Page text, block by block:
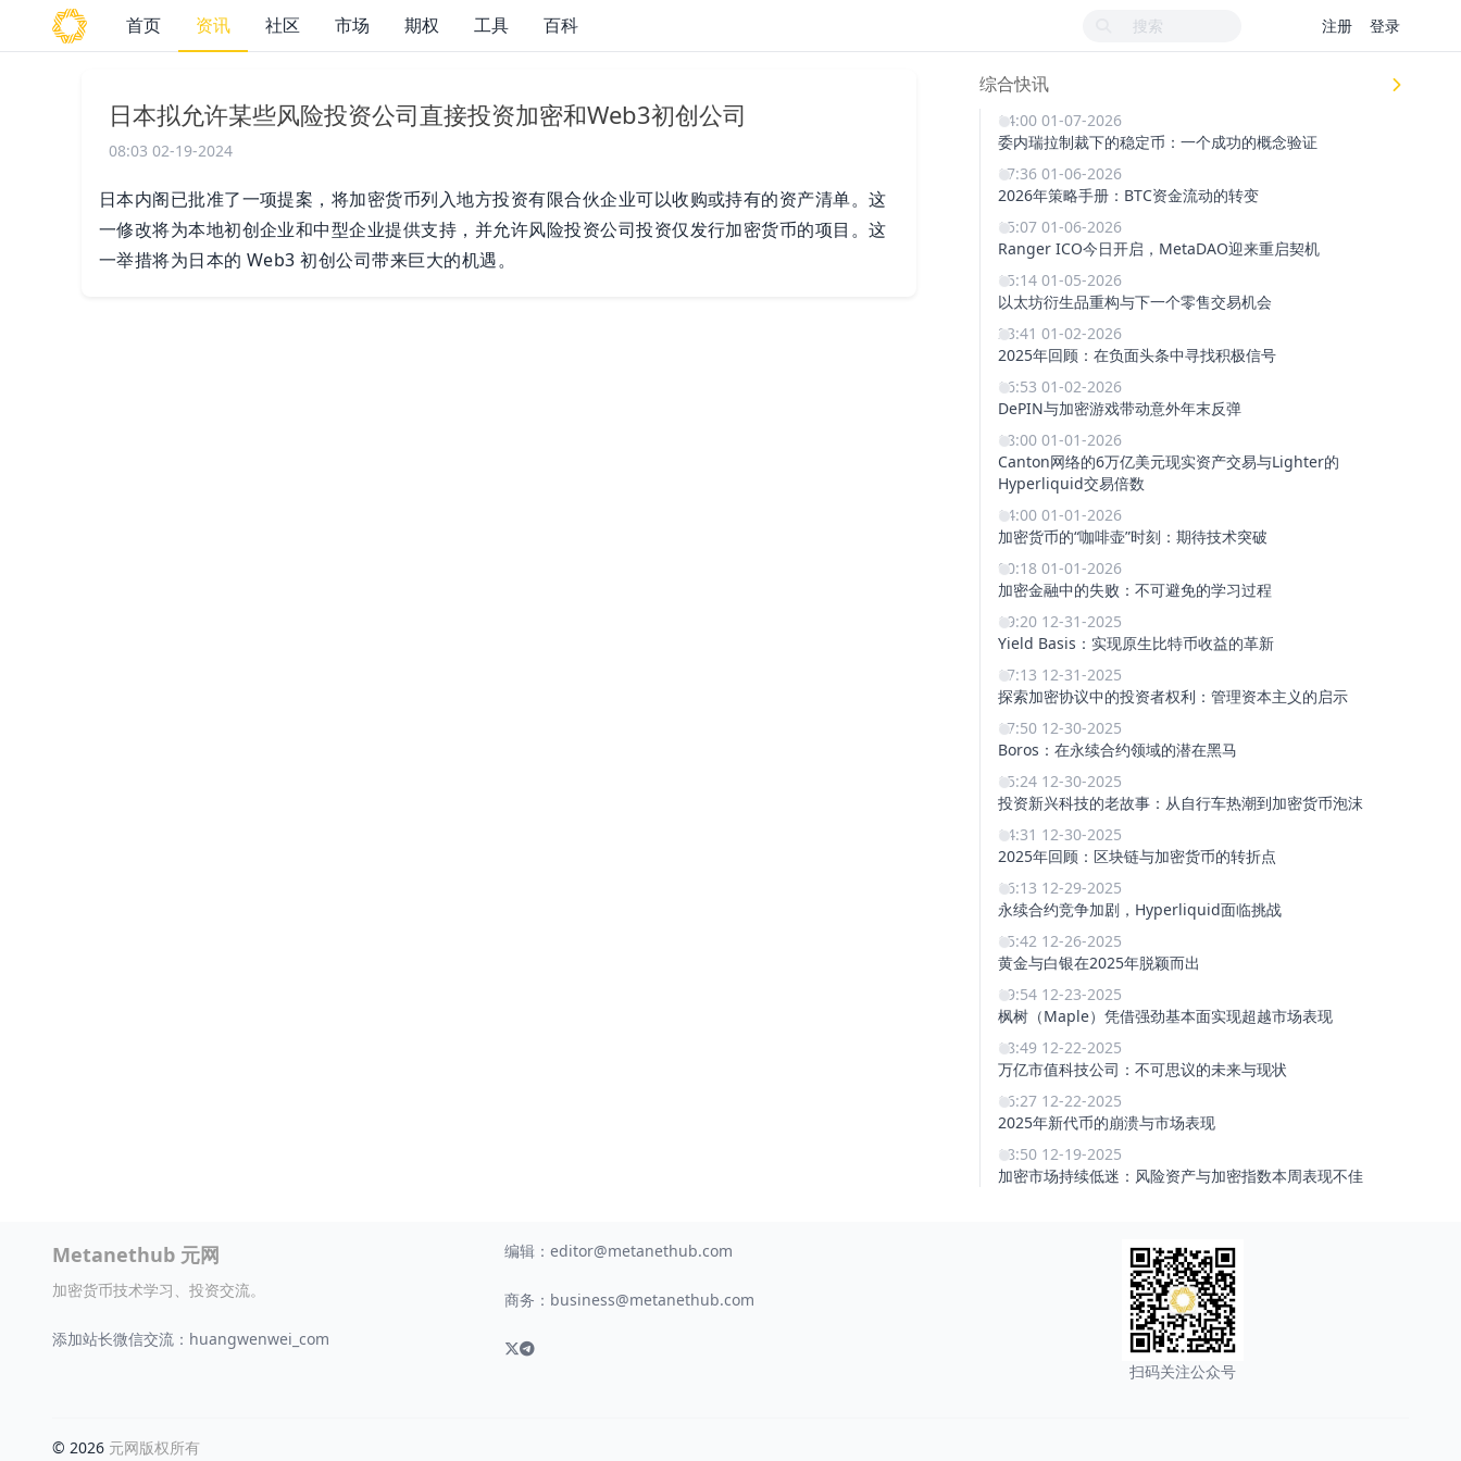
首页 资讯 社区 市场 期权 工具 百科 注册 登录
日本拟允许某些风险投资公司直接投资加密和Web3初创公司
08:03 02-19-2024
日本内阁已批准了一项提案，将加密货币列入地方投资有限合伙企业可以收购或持有的资产清单。这
一修改将为本地初创企业和中型企业提供支持，并允许风险投资公司投资仅发行加密货币的项目。这
一举措将为日本的 Web3 初创公司带来巨大的机遇。
综合快讯
14:00 01-07-2026
委内瑞拉制裁下的稳定币：一个成功的概念验证
17:36 01-06-2026
2026年策略手册：BTC资金流动的转变
15:07 01-06-2026
Ranger ICO今日开启，MetaDAO迎来重启契机
15:14 01-05-2026
以太坊衍生品重构与下一个零售交易机会
23:41 01-02-2026
2025年回顾：在负面头条中寻找积极信号
16:53 01-02-2026
DePIN与加密游戏带动意外年末反弹
18:00 01-01-2026
Canton网络的6万亿美元现实资产交易与Lighter的
Hyperliquid交易倍数
14:00 01-01-2026
加密货币的“咖啡壶”时刻：期待技术突破
00:18 01-01-2026
加密金融中的失败：不可避免的学习过程
19:20 12-31-2025
Yield Basis：实现原生比特币收益的革新
17:13 12-31-2025
探索加密协议中的投资者权利：管理资本主义的启示
17:50 12-30-2025
Boros：在永续合约领域的潜在黑马
15:24 12-30-2025
投资新兴科技的老故事：从自行车热潮到加密货币泡沫
14:31 12-30-2025
2025年回顾：区块链与加密货币的转折点
16:13 12-29-2025
永续合约竞争加剧，Hyperliquid面临挑战
15:42 12-26-2025
黄金与白银在2025年脱颖而出
19:54 12-23-2025
枫树（Maple）凭借强劲基本面实现超越市场表现
18:49 12-22-2025
万亿市值科技公司：不可思议的未来与现状
16:27 12-22-2025
2025年新代币的崩溃与市场表现
18:50 12-19-2025
加密市场持续低迷：风险资产与加密指数本周表现不佳
Metanethub 元网
加密货币技术学习、投资交流。
添加站长微信交流：huangwenwei_com
编辑： editor@metanethub.com
商务： business@metanethub.com
扫码关注公众号
© 2026 元网版权所有